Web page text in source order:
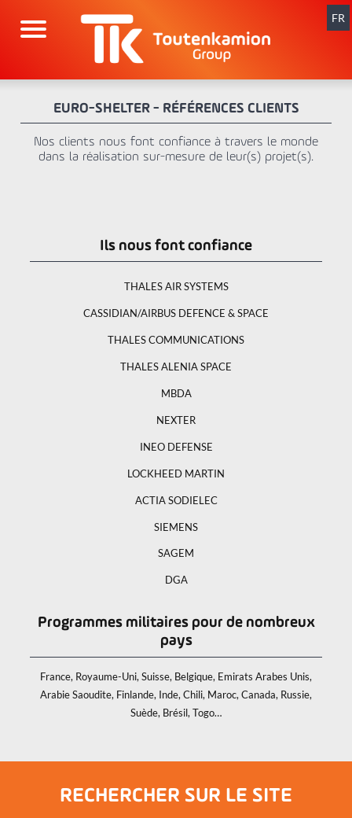
contenu
FR
EURO-SHELTER - RÉFÉRENCES CLIENTS
Nos clients nous font confiance à travers le monde
dans la réalisation sur-mesure de leur(s) projet(s).
Ils nous font confiance
THALES AIR SYSTEMS
CASSIDIAN/AIRBUS DEFENCE & SPACE
THALES COMMUNICATIONS
THALES ALENIA SPACE
MBDA
NEXTER
INEO DEFENSE
LOCKHEED MARTIN
ACTIA SODIELEC
SIEMENS
SAGEM
DGA
Programmes militaires pour de nombreux
pays
France, Royaume-Uni, Suisse, Belgique, Emirats Arabes Unis,
Arabie Saoudite, Finlande, Inde, Chili, Maroc, Canada, Russie,
Suède, Brésil, Togo…
RECHERCHER SUR LE SITE